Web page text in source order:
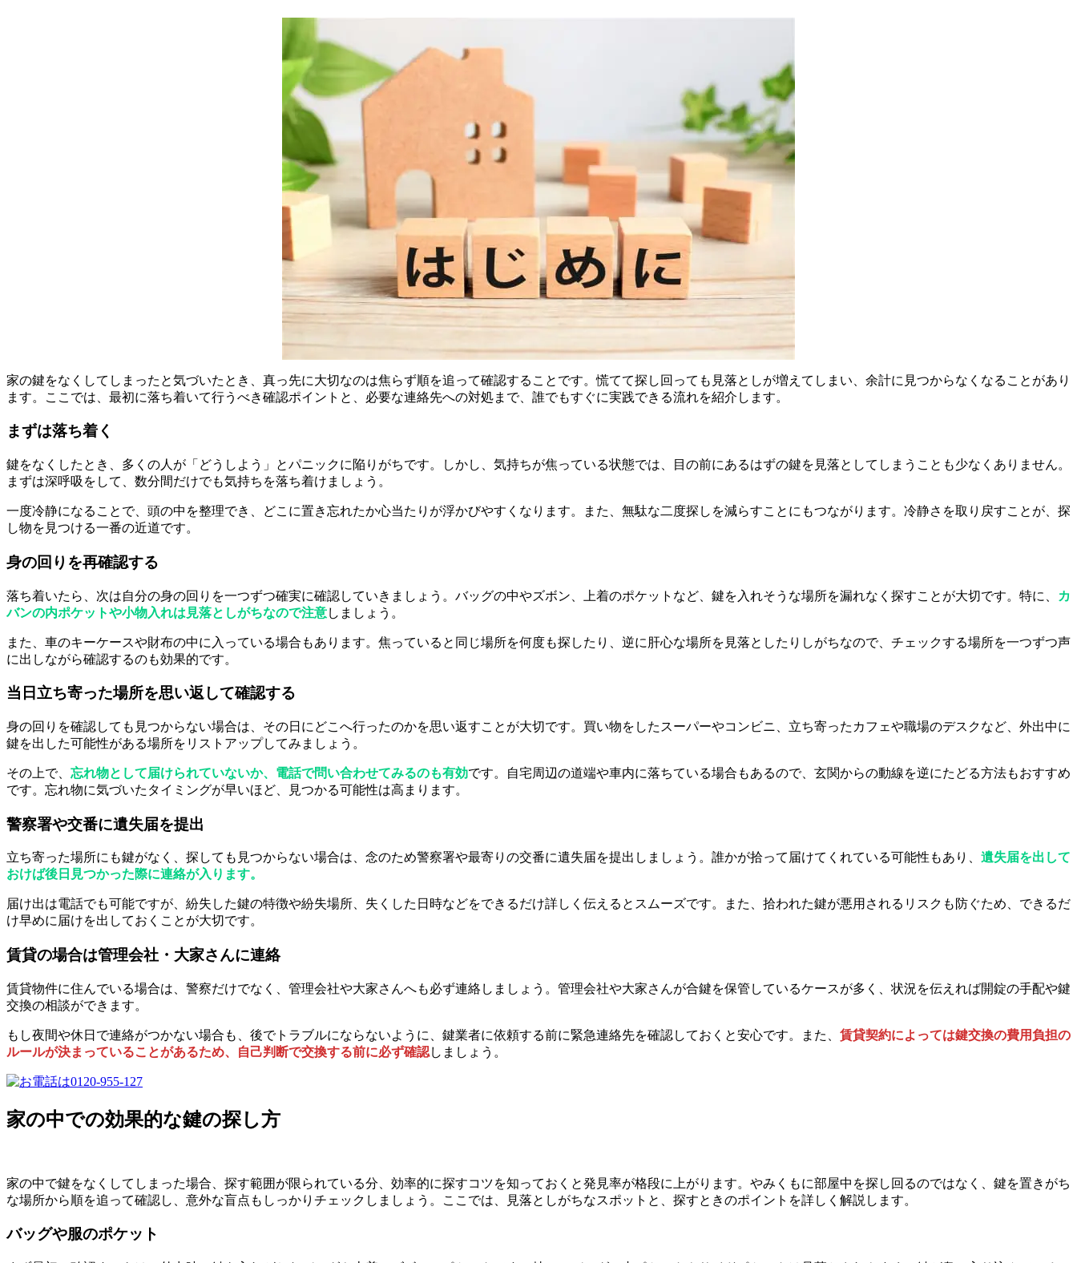
家の鍵をなくしてしまったと気づいたとき、真っ先に大切なのは焦らず順を追って確認することです。慌てて探し回っても見落としが増えてしまい、余計に見つからなくなることがあり
ます。ここでは、最初に落ち着いて行うべき確認ポイントと、必要な連絡先への対処まで、誰でもすぐに実践できる流れを紹介します。
まずは落ち着く
鍵をなくしたとき、多くの人が「どうしよう」とパニックに陥りがちです。しかし、気持ちが焦っている状態では、目の前にあるはずの鍵を見落としてしまうことも少なくありません。
まずは深呼吸をして、数分間だけでも気持ちを落ち着けましょう。
一度冷静になることで、頭の中を整理でき、どこに置き忘れたか心当たりが浮かびやすくなります。また、無駄な二度探しを減らすことにもつながります。冷静さを取り戻すことが、探
し物を見つける一番の近道です。
身の回りを再確認する
落ち着いたら、次は自分の身の回りを一つずつ確実に確認していきましょう。バッグの中やズボン、上着のポケットなど、鍵を入れそうな場所を漏れなく探すことが大切です。特に、
カ
バンの内ポケットや小物入れは見落としがちなので注意しましょう。
また、車のキーケースや財布の中に入っている場合もあります。焦っていると同じ場所を何度も探したり、逆に肝心な場所を見落としたりしがちなので、チェックする場所を一つずつ声
に出しながら確認するのも効果的です。
当日立ち寄った場所を思い返して確認する
身の回りを確認しても見つからない場合は、その日にどこへ行ったのかを思い返すことが大切です。買い物をしたスーパーやコンビニ、立ち寄ったカフェや職場のデスクなど、外出中に
鍵を出した可能性がある場所をリストアップしてみましょう。
その上で、 忘れ物として届けられていないか、電話で問い合わせてみるのも有効です。自宅周辺の道端や車内に落ちている場合もあるので、玄関からの動線を逆にたどる方法もおすすめ
です。忘れ物に気づいたタイミングが早いほど、見つかる可能性は高まります。
警察署や交番に遺失届を提出
立ち寄った場所にも鍵がなく、探しても見つからない場合は、念のため警察署や最寄りの交番に遺失届を提出しましょう。誰かが拾って届けてくれている可能性もあり、 遺失届を出して
おけば後日見つかった際に連絡が入ります。
届け出は電話でも可能ですが、紛失した鍵の特徴や紛失場所、失くした日時などをできるだけ詳しく伝えるとスムーズです。また、拾われた鍵が悪用されるリスクも防ぐため、できるだ
け早めに届けを出しておくことが大切です。
賃貸の場合は管理会社・大家さんに連絡
賃貸物件に住んでいる場合は、警察だけでなく、管理会社や大家さんへも必ず連絡しましょう。管理会社や大家さんが合鍵を保管しているケースが多く、状況を伝えれば開錠の手配や鍵
交換の相談ができます。
もし夜間や休日で連絡がつかない場合も、後でトラブルにならないように、鍵業者に依頼する前に緊急連絡先を確認しておくと安心です。また、 賃貸契約によっては鍵交換の費用負担の
ルールが決まっていることがあるため、自己判断で交換する前に必ず確認しましょう。
家の中での効果的な鍵の探し方
家の中で鍵をなくしてしまった場合、探す範囲が限られている分、効率的に探すコツを知っておくと発見率が格段に上がります。やみくもに部屋中を探し回るのではなく、鍵を置きがち
な場所から順を追って確認し、意外な盲点もしっかりチェックしましょう。ここでは、見落としがちなスポットと、探すときのポイントを詳しく解説します。
バッグや服のポケット